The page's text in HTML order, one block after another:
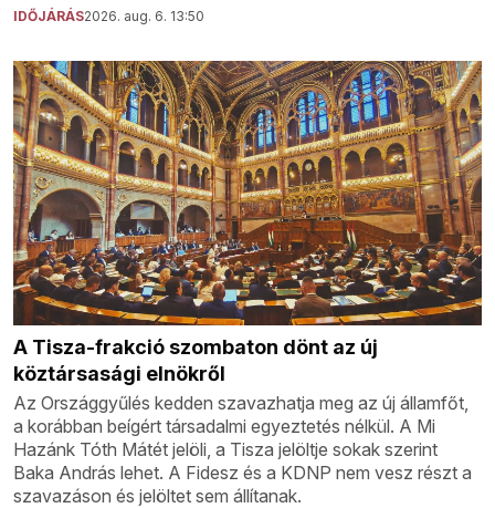
IDŐJÁRÁS2026. aug. 6. 13:50
A Tisza-frakció szombaton dönt az új
köztársasági elnökről
Az Országgyűlés kedden szavazhatja meg az új államfőt,
a korábban beígért társadalmi egyeztetés nélkül. A Mi
Hazánk Tóth Mátét jelöli, a Tisza jelöltje sokak szerint
Baka András lehet. A Fidesz és a KDNP nem vesz részt a
szavazáson és jelöltet sem állítanak.